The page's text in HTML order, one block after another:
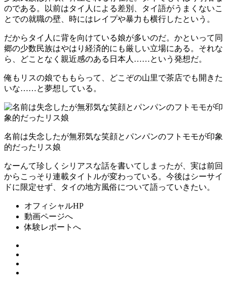
のである。以前はタイ人による差別、タイ語がうまくないこ
とでの就職の壁、時にはレイプや暴力も横行したという。
だからタイ人に背を向けている娘が多いのだ。かといって同
郷の少数民族はやはり経済的にも厳しい立場にある。それな
ら、どことなく親近感のある日本人……という発想だ。
俺もリスの娘でももらって、どこぞの山里で茶店でも開きた
いな……と夢想している。
名前は失念したが無邪気な笑顔とパンパンのフトモモが印象
的だったリス娘
なーんて珍しくシリアスな話を書いてしまったが、実は前回
からこっそり連載タイトルが変わっている。今後はシーサイ
ドに限定せず、タイの地方風俗について語っていきたい。
オフィシャルHP
動画ページへ
体験レポートへ